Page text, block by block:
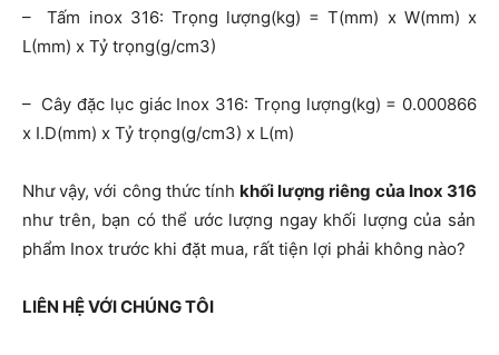
– Tấm inox 316: Trọng lượng(kg) = T(mm) x W(mm) x
L(mm) x Tỷ trọng(g/cm3)
– Cây đặc lục giác Inox 316: Trọng lượng(kg) = 0.000866
x I.D(mm) x Tỷ trọng(g/cm3) x L(m)
Như vậy, với công thức tínhkhối lượng riêng của Inox 316
như trên, bạn có thể ước lượng ngay khối lượng của sản
phẩm Inox trước khi đặt mua, rất tiện lợi phải không nào?
LIÊN HỆ VỚI CHÚNG TÔI